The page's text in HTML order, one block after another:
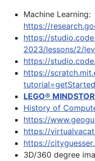
Machine Learning:
https://
https://
2023/lessons/2/
https://
https://
tutorial=getStarted
LEGO®
History of
https://
https://
https://
3D/360 degree